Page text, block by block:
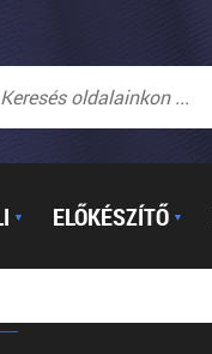
▼ ELŐKÉSZÍTŐ ▼